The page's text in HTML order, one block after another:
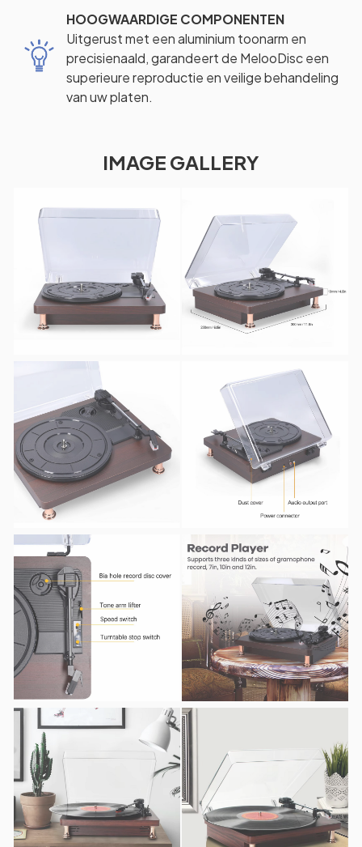
HOOGWAARDIGE COMPONENTEN
Uitgerust met een aluminium toonarm en
precisienaald, garandeert de MelooDisc een
superieure reproductie en veilige behandeling
van uw platen.
IMAGE GALLERY